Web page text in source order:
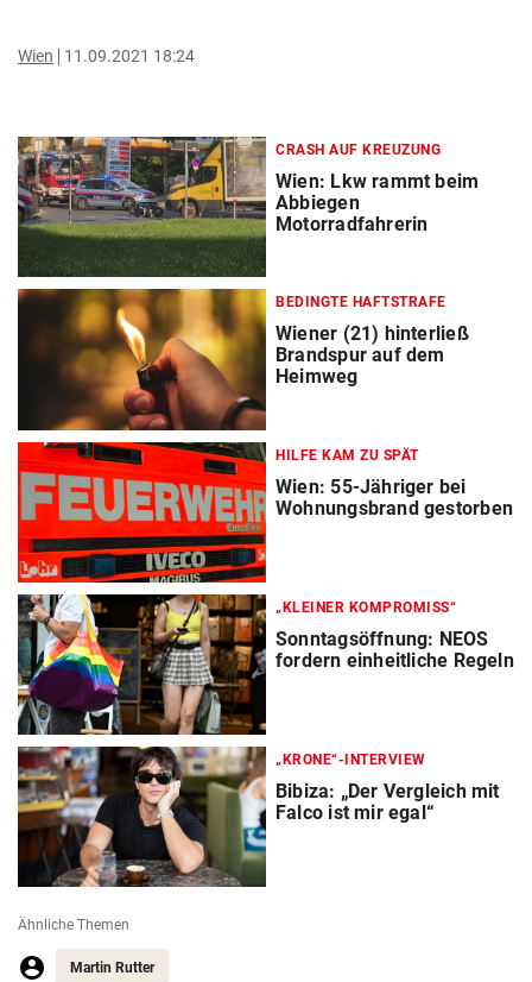
Wien 11.09.2021 18:24
CRASH AUF KREUZUNG
Wien: Lkw rammt beim
Abbiegen
Motorradfahrerin
BEDINGTE HAFTSTRAFE
Wiener (21) hinterließ
Brandspur auf dem
Heimweg
HILFE KAM ZU SPÄT
Wien: 55-Jähriger bei
Wohnungsbrand gestorben
„KLEINER KOMPROMISS“
Sonntagsöffnung: NEOS
fordern einheitliche Regeln
„KRONE“-INTERVIEW
Bibiza: „Der Vergleich mit
Falco ist mir egal“
Ähnliche Themen
Martin Rutter